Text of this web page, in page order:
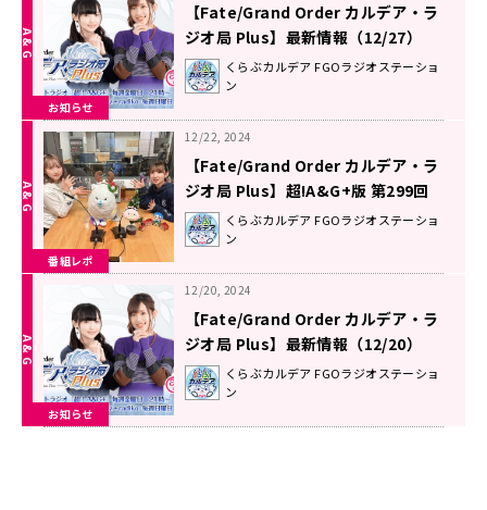
お知らせ
【Fate/Grand Order カルデア・ラ
ジオ局 Plus】最新情報（12/27）
くらぶカルデア FGOラジオステーショ
ン
番組レポ
12/22, 2024
【Fate/Grand Order カルデア・ラ
ジオ局 Plus】超!A&G+版 第299回
放送レポート
くらぶカルデア FGOラジオステーショ
ン
お知らせ
12/20, 2024
【Fate/Grand Order カルデア・ラ
ジオ局 Plus】最新情報（12/20）
くらぶカルデア FGOラジオステーショ
ン